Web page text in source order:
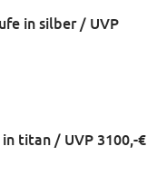
in silber / UVP
in titan / UVP 3100,-€